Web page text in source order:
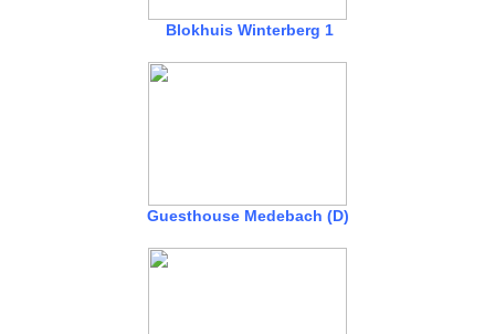
Blokhuis Winterberg 1
Guesthouse Medebach (D)